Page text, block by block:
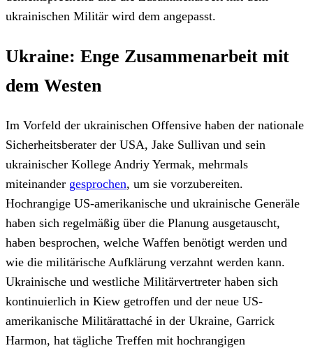
ukrainischen Militär wird dem angepasst.
Ukraine: Enge Zusammenarbeit mit
dem Westen
Im Vorfeld der ukrainischen Offensive haben der nationale
Sicherheitsberater der USA, Jake Sullivan und sein
ukrainischer Kollege Andriy Yermak, mehrmals
miteinander gesprochen, um sie vorzubereiten.
Hochrangige US-amerikanische und ukrainische Generäle
haben sich regelmäßig über die Planung ausgetauscht,
haben besprochen, welche Waffen benötigt werden und
wie die militärische Aufklärung verzahnt werden kann.
Ukrainische und westliche Militärvertreter haben sich
kontinuierlich in Kiew getroffen und der neue US-
amerikanische Militärattaché in der Ukraine, Garrick
Harmon, hat tägliche Treffen mit hochrangigen